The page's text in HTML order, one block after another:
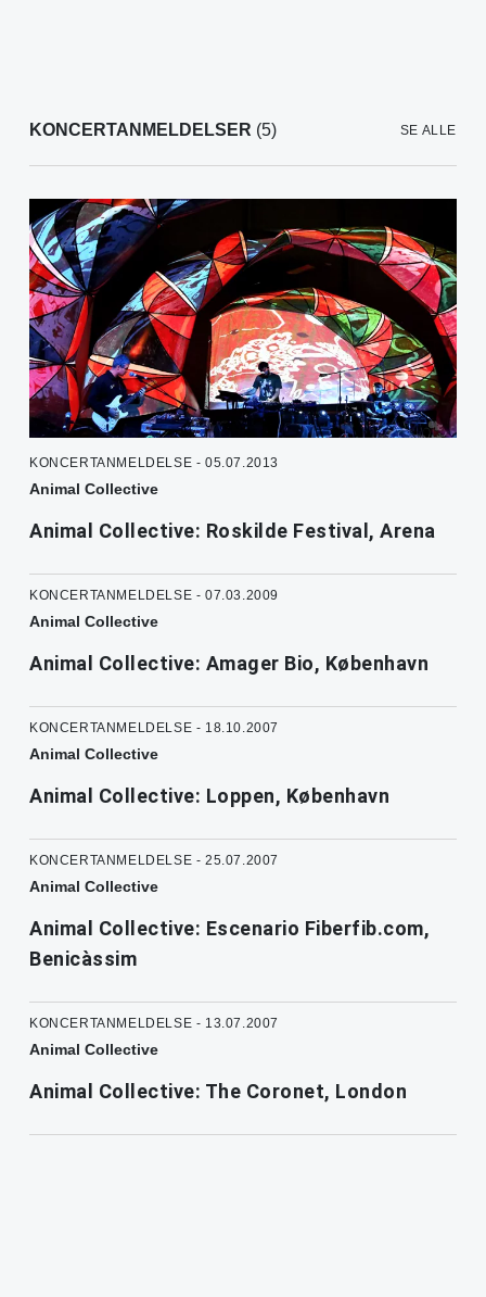
KONCERTANMELDELSER (5) SE ALLE
KONCERTANMELDELSE - 05.07.2013
Animal Collective
Animal Collective: Roskilde Festival, Arena
KONCERTANMELDELSE - 07.03.2009
Animal Collective
Animal Collective: Amager Bio, København
KONCERTANMELDELSE - 18.10.2007
Animal Collective
Animal Collective: Loppen, København
KONCERTANMELDELSE - 25.07.2007
Animal Collective
Animal Collective: Escenario Fiberfib.com,
Benicàssim
KONCERTANMELDELSE - 13.07.2007
Animal Collective
Animal Collective: The Coronet, London